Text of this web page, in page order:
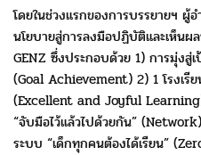
โดยในช่วงแรกของการบรรยายฯ ผู้อ
นโยบายสู่การลงมือปฏิบัติและเห็นผ
GENZ ซึ่งประกอบด้วย 1) การมุ่งสู่
(Goal Achievement) 2) 1 โรงเ
(Excellent and Joyful
“จับมือไว้แล้วไปด้วยกัน” (Network)
ระบบ “เด็กทุกคนต้องได้เรียน”